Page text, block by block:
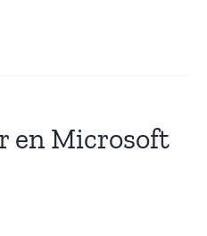
en Microsoft